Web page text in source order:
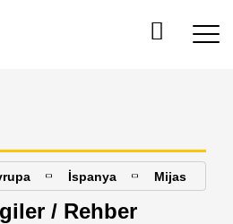
İspanya Mijas
/ Rehber